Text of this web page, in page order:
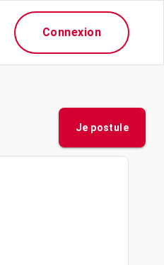
Connexion
Je postule